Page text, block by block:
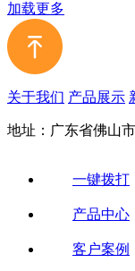
加载更多
关于我们 产品展示
地址：广东省佛山
一键拨打
产品中心
客户案例